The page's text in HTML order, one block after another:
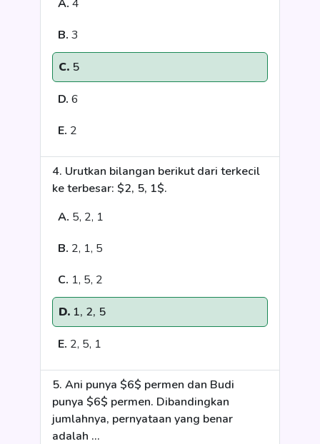
A. 4
B. 3
C. 5
D. 6
E. 2
4. Urutkan bilangan berikut dari terkecil
ke terbesar: $2, 5, 1$.
A. 5, 2, 1
B. 2, 1, 5
C. 1, 5, 2
D. 1, 2, 5
E. 2, 5, 1
5. Ani punya $6$ permen dan Budi
punya $6$ permen. Dibandingkan
jumlahnya, pernyataan yang benar
adalah ...